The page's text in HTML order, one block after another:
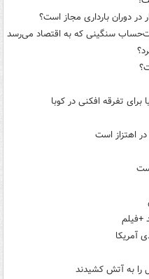
دوران بارداری مجاز است؟
سنگینی که به اقتصاد می‌رسد
برای تفرقه افکنی در کوبا
اهتزاز است
+فیلم
آمریکا
را به آتش کشیدند